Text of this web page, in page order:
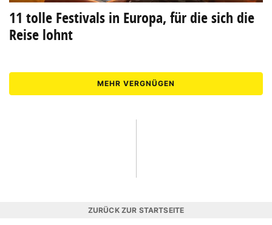
11 tolle Festivals in Europa, für die sich die
Reise lohnt
MEHR VERGNÜGEN
ZURÜCK ZUR STARTSEITE